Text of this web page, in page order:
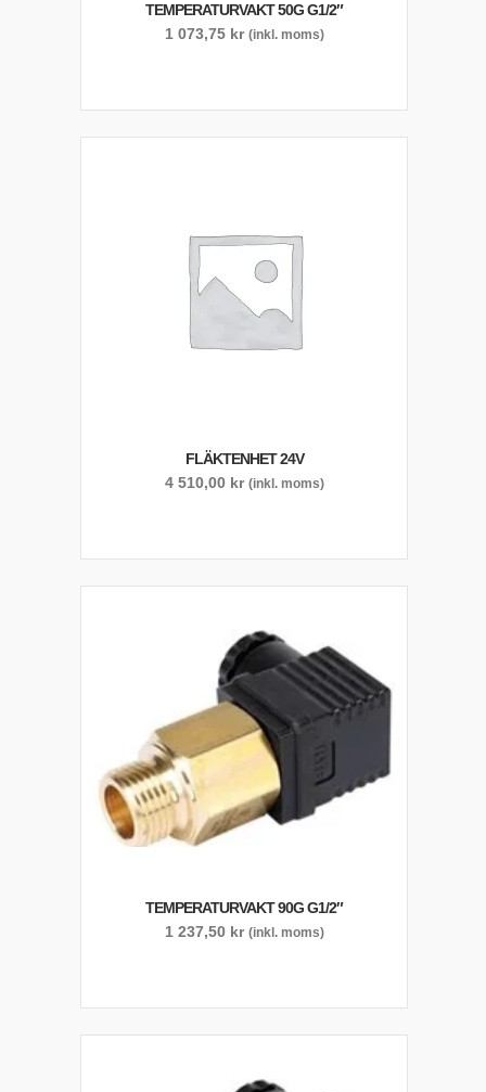
TEMPERATURVAKT 50G G1/2″
1 073,75 kr (inkl. moms)
FLÄKTENHET 24V
4 510,00 kr (inkl. moms)
TEMPERATURVAKT 90G G1/2″
1 237,50 kr (inkl. moms)